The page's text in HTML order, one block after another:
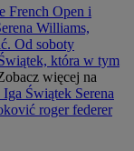
French Open i
Williams,
Od soboty
która w tym
więcej na
Iga Świątek Serena
roger federer